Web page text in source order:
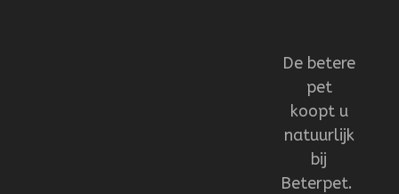
De betere
pet
koopt u
natuurlijk
bij
Beterpet.